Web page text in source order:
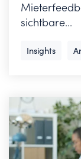
sichtbare...
Insights